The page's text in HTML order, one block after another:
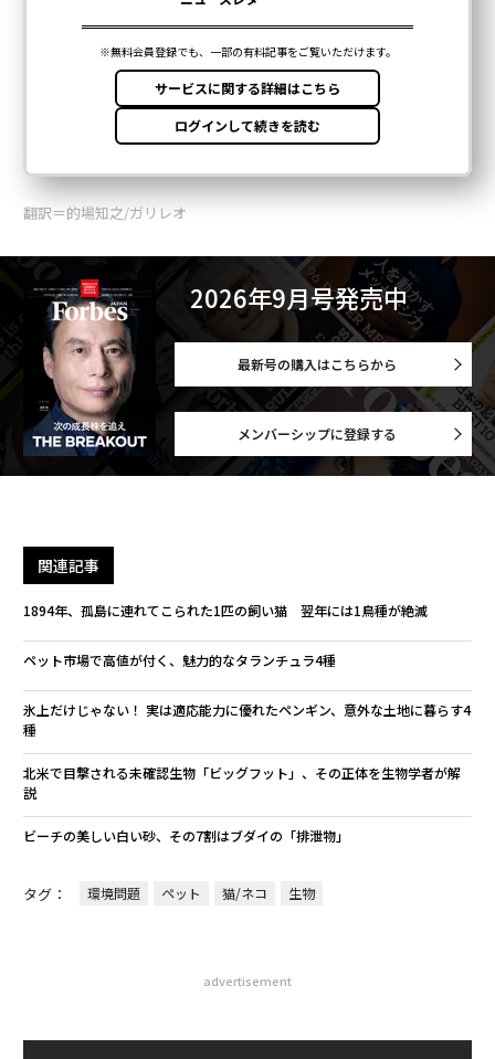
翻訳＝的場知之/ガリレオ
2026年9月号発売中
最新号の購入はこちらから
メンバーシップに登録する
関連記事
1894年、孤島に連れてこられた1匹の飼い猫 翌年には1鳥種が絶滅
ペット市場で高値が付く、魅力的なタランチュラ4種
氷上だけじゃない！ 実は適応能力に優れたペンギン、意外な土地に暮らす4
種
北米で目撃される未確認生物「ビッグフット」、その正体を生物学者が解
説
ビーチの美しい白い砂、その7割はブダイの「排泄物」
タグ： 環境問題 ペット 猫/ネコ 生物
advertisement